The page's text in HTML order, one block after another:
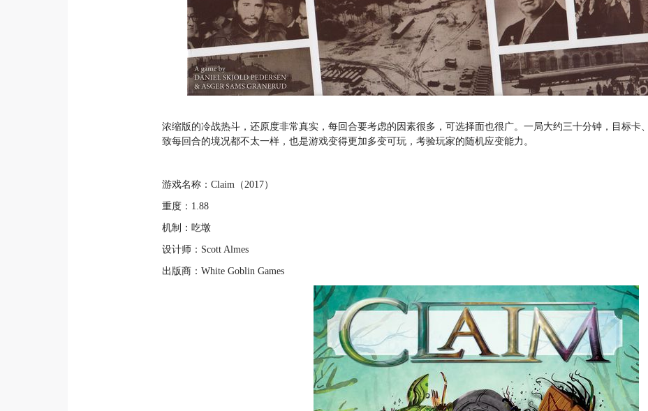
浓缩版的冷战热斗，还原度非常真实，每回合要考虑的因素很多，可选择面也很广。一局大约三十分钟，目标卡
致每回合的境况都不太一样，也是游戏变得更加多变可玩，考验玩家的随机应变能力。
游戏名称：Claim（2017）
重度：1.88
机制：吃墩
设计师：Scott Almes
出版商：White Goblin Games